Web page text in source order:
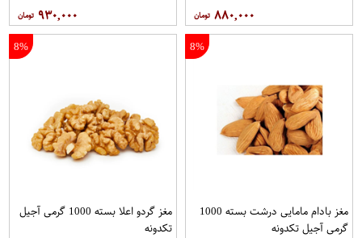
۸۸۰,۰۰۰ ۹۳۰,۰۰۰
8%
مغز بادام مامایی درشت بسته 1000
گرمی آجیل تکدونه
8%
مغز گردو اعلا بسته 1000 گرمی آجیل
تکدونه